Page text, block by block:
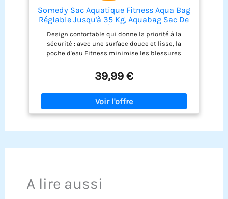
Somedy Sac Aquatique Fitness Aqua Bag
Réglable Jusqu'à 35 Kg, Aquabag Sac De
Sable avec Pompe À Air, Alternatif Au Sac
pour Musculation, Fitness Et Équilibre,
Transparent Unisexe
Design confortable qui donne la priorité à la
sécurité : avec une surface douce et lisse, la
poche d'eau Fitness minimise les blessures
crée un son apaisant, garantissant un
environnement d'exercice relaxant et sûr.
Compagnon de fitness à transporter : légère et
très portable, cette poche d'eau est parfaite pour
l'entraînement en intérieur et en extérieur. Restez
style de vie pour des routines de fitness pratiques
adaptez le poids de la poche à eau à chaque
unique, améliorant votre expérience
d'entraînement avec la poche d'eau à chaque
39,99 €
A lire aussi